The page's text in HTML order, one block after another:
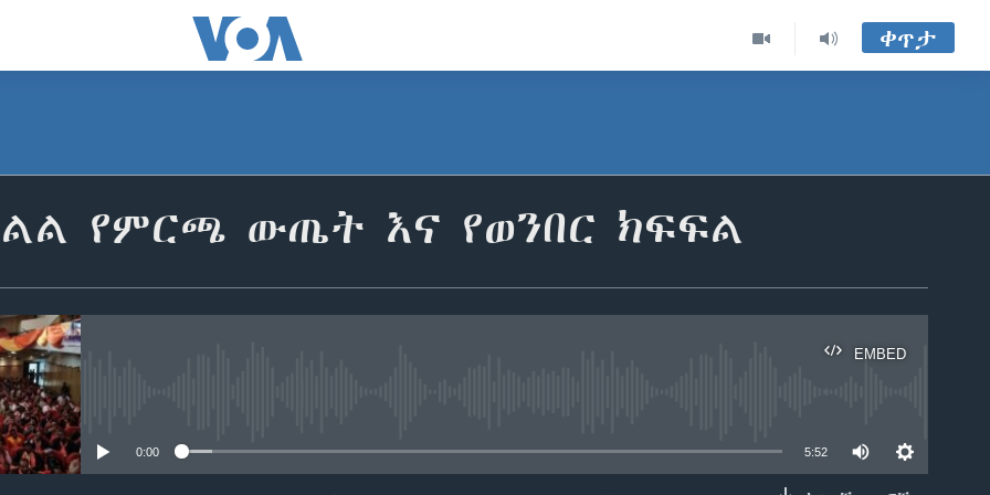
ቀጥታ
የምርጫ ውጤት እና የወንበር ክፍፍል
EMBED
0:00 5:52